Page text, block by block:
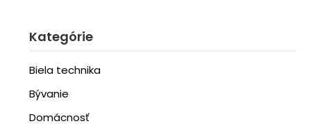
Kategórie
Biela technika
Bývanie
Domácnosť